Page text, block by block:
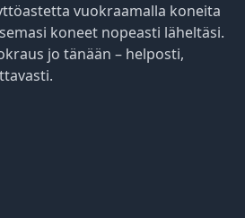
vuokraamalla koneita
koneet nopeasti läheltäsi.
jo tänään – helposti,